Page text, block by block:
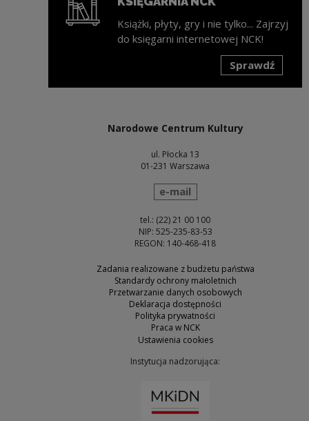
Książki, płyty, gry i nie tylko... Zajrzyj
do księgarni internetowej NCK!
Sprawdź
Narodowe Centrum Kultury
ul. Płocka 13
01-231 Warszawa
wyślij wiadomość
e-mail
tel.: (22) 21 00 100
NIP: 525-235-83-53
REGON: 140-468-418
Zadania realizowane z budżetu państwa
Standardy ochrony małoletnich
Przetwarzanie danych osobowych
Deklaracja dostępności
Polityka prywatności
Praca w NCK
Ustawienia cookies
Instytucja nadzorująca: